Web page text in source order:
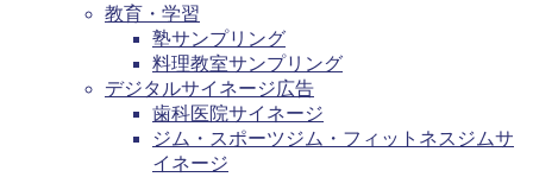
教育・学習
塾サンプリング
料理教室サンプリング
デジタルサイネージ広告
歯科医院サイネージ
ジム・スポーツジム・フィットネスジムサ
イネージ